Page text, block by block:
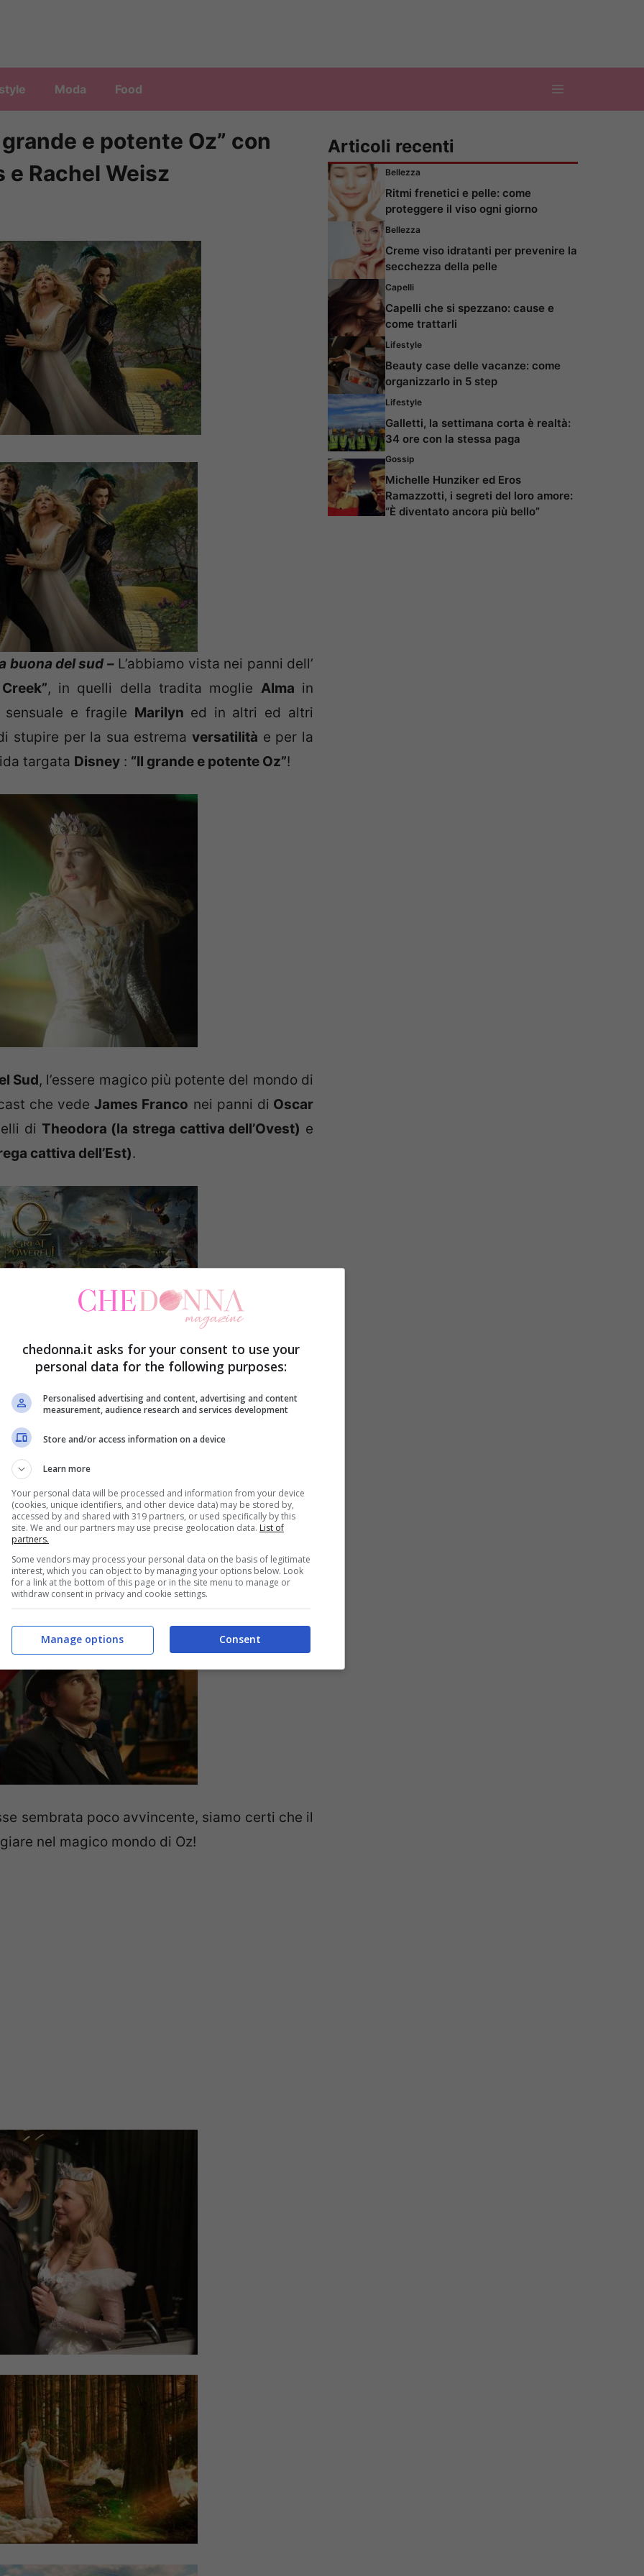
Moda Food
grande e potente Oz” con
e Rachel Weisz
buona del sud –L’abbiamo vista nei panni dell’
, in quelli della tradita moglie Alma in
e fragile Marilyn ed in altri ed altri
stupire per la sua estremaversatilità e per la
targata Disney : “Il grande e potente Oz”!
Sud, l’essere magico più potente del mondo di
che vedeJames Franco nei panni di Oscar
di Theodora (la strega cattiva dell’Ovest) e
cattiva dell’Est).
circo delKansasin cui è mago e arrivando
dopo essere stato coinvolto in un ciclone. Il
sembra essere la realizzazione
che incontra non sono convinte che lui sia il
tempo. Per scoprirlo Theodora, Glinda ed
di scoprire chi tra gli abitanti di Oz è buono e
ma il tortuoso percorso porterà Diggs a
di Oz!
sembrata poco avvincente, siamo certi che il
nel magico mondo di Oz!
Articoli recenti
Bellezza
Ritmi frenetici e pelle: come
proteggere il viso ogni giorno
Bellezza
Creme viso idratanti per prevenire la
secchezza della pelle
Capelli
Capelli che si spezzano: cause e
come trattarli
Lifestyle
Beauty case delle vacanze: come
organizzarlo in 5 step
Lifestyle
Galletti, la settimana corta è realtà:
34 ore con la stessa paga
Gossip
Michelle Hunziker ed Eros
Ramazzotti, i segreti del loro amore:
“È diventato ancora più bello”
chedonna.it asks for your consent to use your
personal data for the following purposes:
Personalised advertising and content, advertising and content
measurement, audience research and services development
Store and/or access information on a device
Learn more
Your personal data will be processed and information from your device
(cookies, unique identifiers, and other device data) may be stored by,
accessed by and shared with 319 partners, or used specifically by this
site. We and our partners may use precise geolocation data. List of
partners.
Some vendors may process your personal data on the basis of legitimate
interest, which you can object to by managing your options below. Look
for a link at the bottom of this page or in the site menu to manage or
withdraw consent in privacy and cookie settings.
Consent
Manage options